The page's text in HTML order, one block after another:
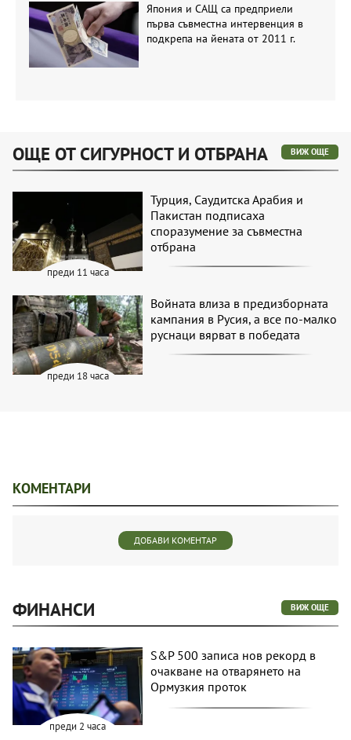
Япония и САЩ са предприели
първа съвместна интервенция в
подкрепа на йената от 2011 г.
ОЩЕ ОТ СИГУРНОСТ И ОТБРАНА ВИЖ ОЩЕ
преди 11 часа
Турция, Саудитска Арабия и
Пакистан подписаха
споразумение за съвместна
отбрана
преди 18 часа
Войната влиза в предизборната
кампания в Русия, а все по-малко
руснаци вярват в победата
КОМЕНТАРИ
ДОБАВИ КОМЕНТАР
ФИНАНСИ ВИЖ ОЩЕ
преди 2 часа
S&P 500 записа нов рекорд в
очакване на отварянето на
Ормузкия проток